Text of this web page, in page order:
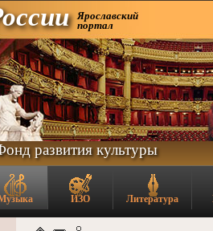
Ярославский
портал
развития культуры
ИЗО Литература